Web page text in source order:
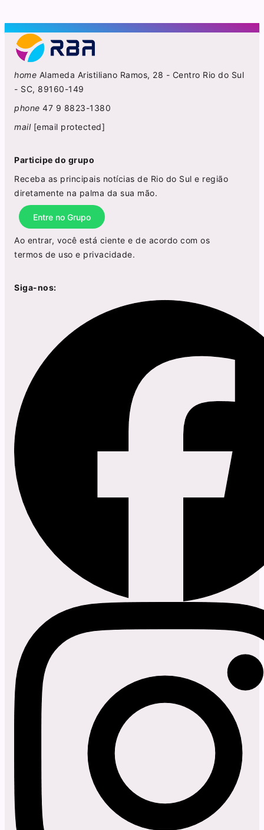
home Alameda Aristiliano Ramos, 28 - Centro Rio do Sul
- SC, 89160-149
phone 47 9 8823-1380
mail [email protected]
Participe do grupo
Receba as principais notícias de Rio do Sul e região
diretamente na palma da sua mão.
Entre no Grupo
Ao entrar, você está ciente e de acordo com os
termos de uso e privacidade.
Siga-nos: